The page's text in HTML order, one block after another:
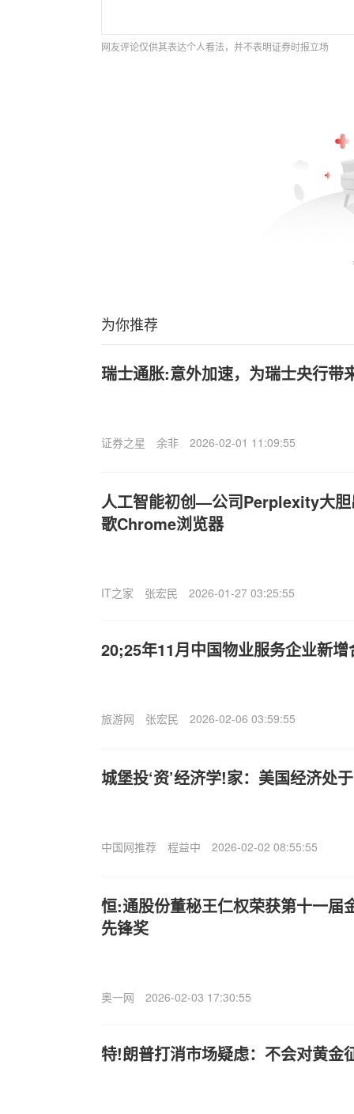
网友评论仅供其表达个人看法，并不表明证券时报立场
为你推荐
瑞士通胀:意外加速，为瑞士央行带
证券之星 余非 2026-02-01 11:09:55
人工智能初创—公司Perplexity大胆
歌Chrome浏览器
IT之家 张宏民 2026-01-27 03:25:55
20;25年11月中国物业服务企业新
旅游网 张宏民 2026-02-06 03:59:55
城堡投‘资’经济学!家：美国经济处
中国网推荐 程益中 2026-02-02 08:55:55
恒:通股份董秘王仁权荣获第十一届
先锋奖
奥一网 2026-02-03 17:30:55
特!朗普打消市场疑虑：不会对黄金